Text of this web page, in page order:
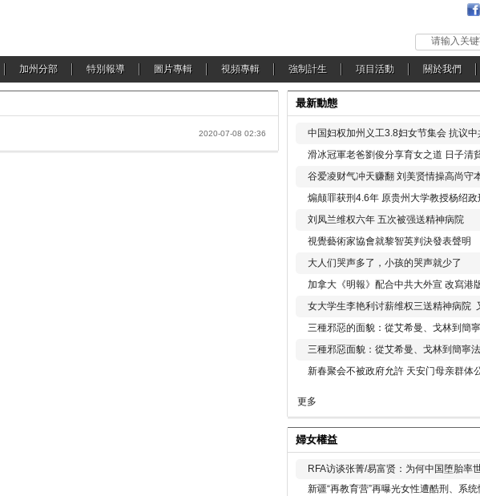
请输入关
加州分部 特別報導 圖片專輯 視頻專輯 強制計生 項目活動 關於我們
2020-07-08 02:36
最新動態
中国妇权加州义工3.8妇女节集会 抗议
滑冰冠軍老爸劉俊分享育女之道 日子清
谷爱凌财气冲天赚翻 刘美贤情操高尚守
煽颠罪获刑4.6年 原贵州大学教授杨绍政
刘凤兰维权六年 五次被强送精神病院
視覺藝術家協會就黎智英判決發表聲明
大人们哭声多了，小孩的哭声就少了
加拿大《明報》配合中共大外宣 改寫港
女大学生李艳利讨薪维权三送精神病院
三種邪惡的面貌：從艾希曼、戈林到簡
三種邪惡面貌：從艾希曼、戈林到簡寧
新春聚会不被政府允許 天安门母亲群体
更多
婦女權益
RFA访谈张菁/易富贤：为何中国堕胎率
新疆“再教育营”再曝光女性遭酷刑、系